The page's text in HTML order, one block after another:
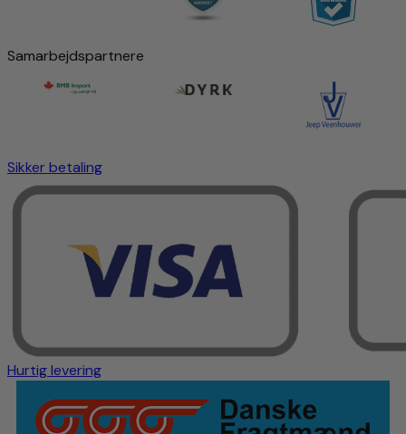
Samarbejdspartnere
Sikker betaling
Hurtig levering